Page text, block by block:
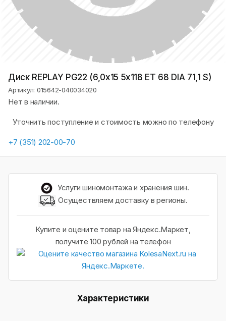
Диск REPLAY PG22 (6,0х15 5x118 ET 68 DIA 71,1 S)
Артикул: 015642-040034020
Нет в наличии.
Уточнить поступление и стоимость можно по телефону
+7 (351) 202-00-70
Услуги шиномонтажа и хранения шин.
Осуществляем доставку в регионы.
Купите и оцените товар на Яндекс.Маркет,
получите 100 рублей на телефон
Характеристики